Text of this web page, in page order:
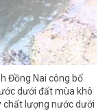
Đồng Nai công bố
dưới đất mùa khô
chất lượng nước dưới